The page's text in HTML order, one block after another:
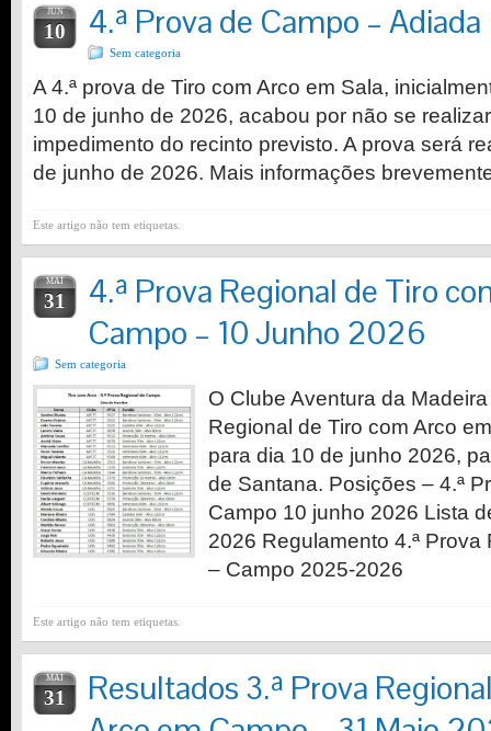
JUN
10 4.ª Prova de Campo – Adiada
Sem categoria
A 4.ª prova de Tiro com Arco em Sala,
10 de junho de 2026, acabou por não se
impedimento do recinto previsto. A prova será
de junho de 2026. Mais informações
Este artigo não tem etiquetas.
MAI
31
4.ª Prova Regional de Tiro
Campo – 10 Junho 2026
Sem categoria
O Clube Aventura da
Regional de Tiro com Arco
para dia 10 de junho 2026,
de Santana. Posições – 4.ª
Campo 10 junho 2026 Lista
2026 Regulamento 4.ª Prova
– Campo 2025-2026
Este artigo não tem etiquetas.
MAI
31
Resultados 3.ª Prova